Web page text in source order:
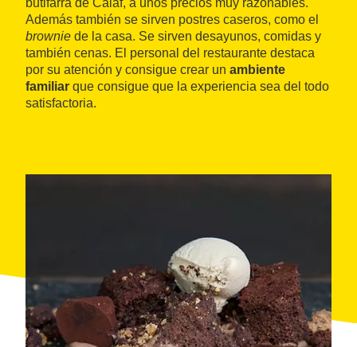
butifarra de Calaf, a unos precios muy razonables.
Además también se sirven postres caseros, como el
brownie de la casa. Se sirven desayunos, comidas y
también cenas. El personal del restaurante destaca
por su atención y consigue crear un ambiente
familiar que consigue que la experiencia sea del todo
satisfactoria.